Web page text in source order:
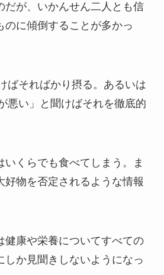
だが、いかんせん二人とも信
のに傾倒することが多かっ
ばそればかり摂る。あるいは
悪い」と聞けばそれを徹底的
いくらでも食べてしまう。ま
好物を否定されるような情報
健康や栄養についてすべての
しか見聞きしないようになっ